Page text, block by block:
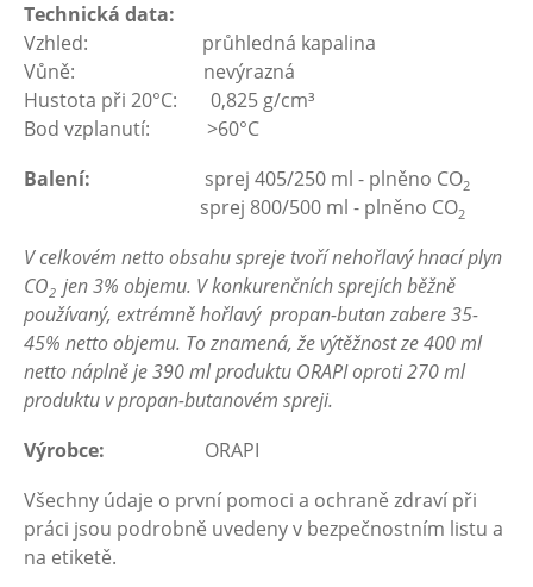
Technická data:
Vzhled: průhledná kapalina
Vůně: nevýrazná
Hustota při 20°C: 0,825 g/cm³
Bod vzplanutí: >60°C
Balení: sprej 405/250 ml - plněno CO2
sprej 800/500 ml - plněno CO2
V celkovém netto obsahu spreje tvoří nehořlavý hnací plyn
CO2jen 3% objemu. V konkurenčních sprejích běžně
používaný, extrémně hořlavý propan-butan zabere 35-
45% netto objemu. To znamená, že výtěžnost ze 400 ml
netto náplně je 390 ml produktu ORAPI oproti 270 ml
produktu v propan-butanovém spreji.
Výrobce: ORAPI
Všechny údaje o první pomoci a ochraně zdraví při
práci jsou podrobně uvedeny v bezpečnostním listu a
na etiketě.